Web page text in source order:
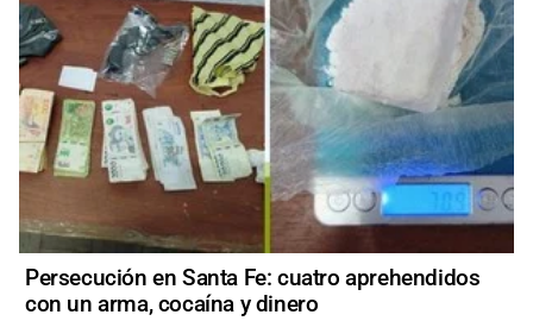
Persecución en Santa Fe: cuatro aprehendidos
con un arma, cocaína y dinero